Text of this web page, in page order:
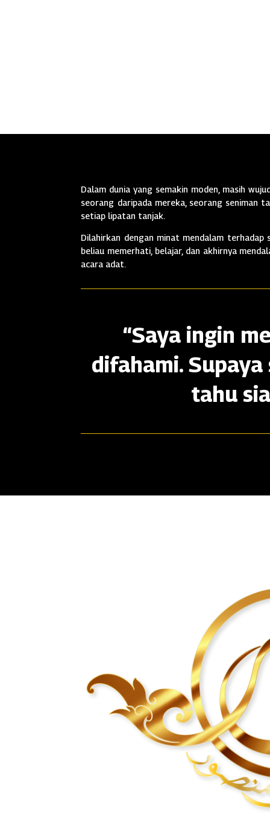
Dalam dunia yang semakin moden, masih
seorang daripada mereka, seorang seniman
setiap lipatan tanjak.
Dilahirkan dengan minat mendalam terhadap
beliau memerhati, belajar, dan akhirnya
acara adat.
“Saya ingin
difahami.
tahu